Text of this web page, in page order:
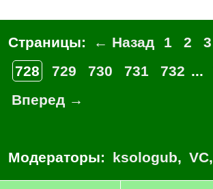
Страницы: ← Назад 1 2 3
728
729 730 731 732 ...
Вперед →
Модераторы: ksologub, VC,